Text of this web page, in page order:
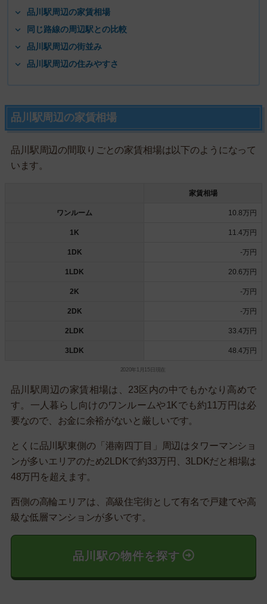
品川駅周辺の家賃相場
同じ路線の周辺駅との比較
品川駅周辺の街並み
品川駅周辺の住みやすさ
品川駅周辺の家賃相場
品川駅周辺の間取りごとの家賃相場は以下のようになって
います。
家賃相場
ワンルーム 10.8万円
1K 11.4万円
1DK -万円
1LDK 20.6万円
2K -万円
2DK -万円
2LDK 33.4万円
3LDK 48.4万円
2020年1月15日現在
品川駅周辺の家賃相場は、23区内の中でもかなり高めで
す。一人暮らし向けのワンルームや1Kでも約11万円は必
要なので、お金に余裕がないと厳しいです。
とくに品川駅東側の「港南四丁目」周辺はタワーマンショ
ンが多いエリアのため2LDKで約33万円、3LDKだと相場は
48万円を超えます。
西側の高輪エリアは、高級住宅街として有名で戸建てや高
級な低層マンションが多いです。
品川駅の物件を探す